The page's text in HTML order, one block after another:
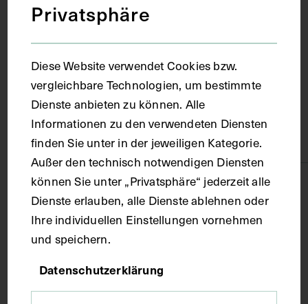
Material
Papier
Technik
Fotografie
Maße
Privatsphäre
Diese Website verwendet Cookies bzw.
vergleichbare Technologien, um bestimmte
Dienste anbieten zu können. Alle
Informationen zu den verwendeten Diensten
finden Sie unter in der jeweiligen Kategorie.
Außer den technisch notwendigen Diensten
können Sie unter „Privatsphäre“ jederzeit alle
Dienste erlauben, alle Dienste ablehnen oder
Ihre individuellen Einstellungen vornehmen
und speichern.
Datenschutzerklärung